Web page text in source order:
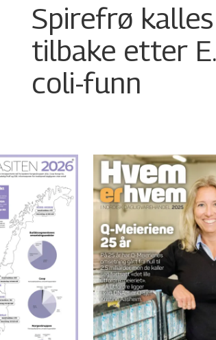
Spirefrø kalles
tilbake etter E.
coli-funn